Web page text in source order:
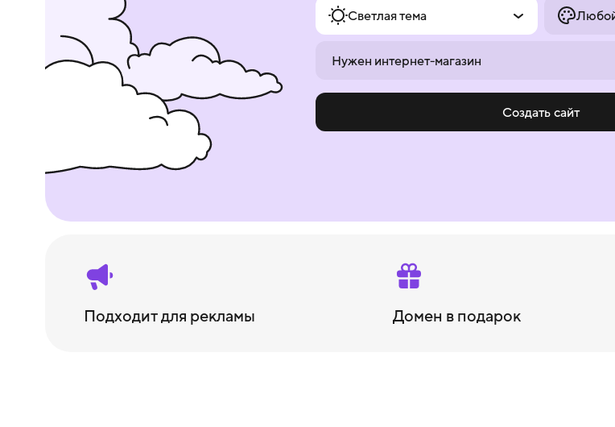
Светлая тема
Нужен интернет-магазин
Создать сайт
Подходит для рекламы Домен в подарок